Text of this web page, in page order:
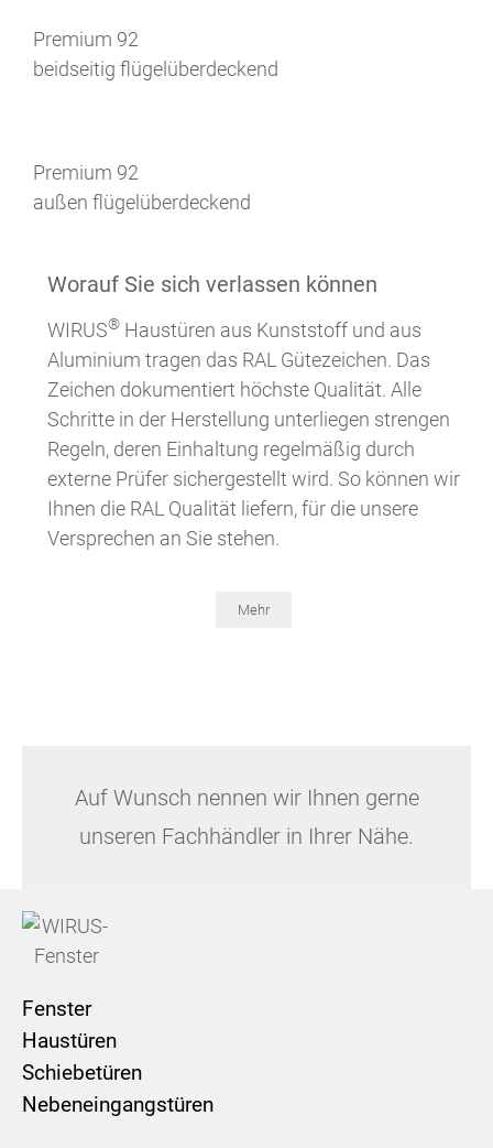
Premium 92
beidseitig flügelüberdeckend
Premium 92
außen flügelüberdeckend
Worauf Sie sich verlassen können
WIRUS® Haustüren aus Kunststoff und aus
Aluminium tragen das RAL Gütezeichen. Das
Zeichen dokumentiert höchste Qualität. Alle
Schritte in der Herstellung unterliegen strengen
Regeln, deren Einhaltung regelmäßig durch
externe Prüfer sichergestellt wird. So können wir
Ihnen die RAL Qualität liefern, für die unsere
Versprechen an Sie stehen.
Mehr
Auf Wunsch nennen wir Ihnen gerne
unseren Fachhändler in Ihrer Nähe.
Fenster
Haustüren
Schiebetüren
Nebeneingangstüren